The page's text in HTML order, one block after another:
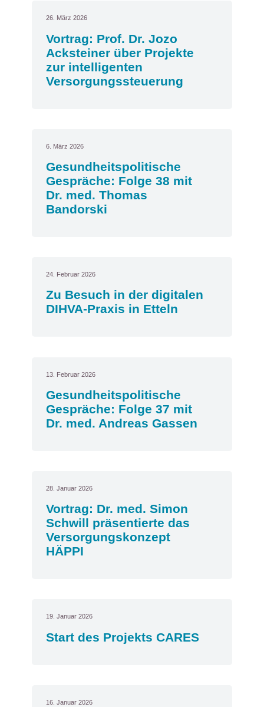
26. März 2026
Vortrag: Prof. Dr. Jozo
Acksteiner über Projekte
zur intelligenten
Versorgungssteuerung
6. März 2026
Gesundheitspolitische
Gespräche: Folge 38 mit
Dr. med. Thomas
Bandorski
24. Februar 2026
Zu Besuch in der digitalen
DIHVA-Praxis in Etteln
13. Februar 2026
Gesundheitspolitische
Gespräche: Folge 37 mit
Dr. med. Andreas Gassen
28. Januar 2026
Vortrag: Dr. med. Simon
Schwill präsentierte das
Versorgungskonzept
HÄPPI
19. Januar 2026
Start des Projekts CARES
16. Januar 2026